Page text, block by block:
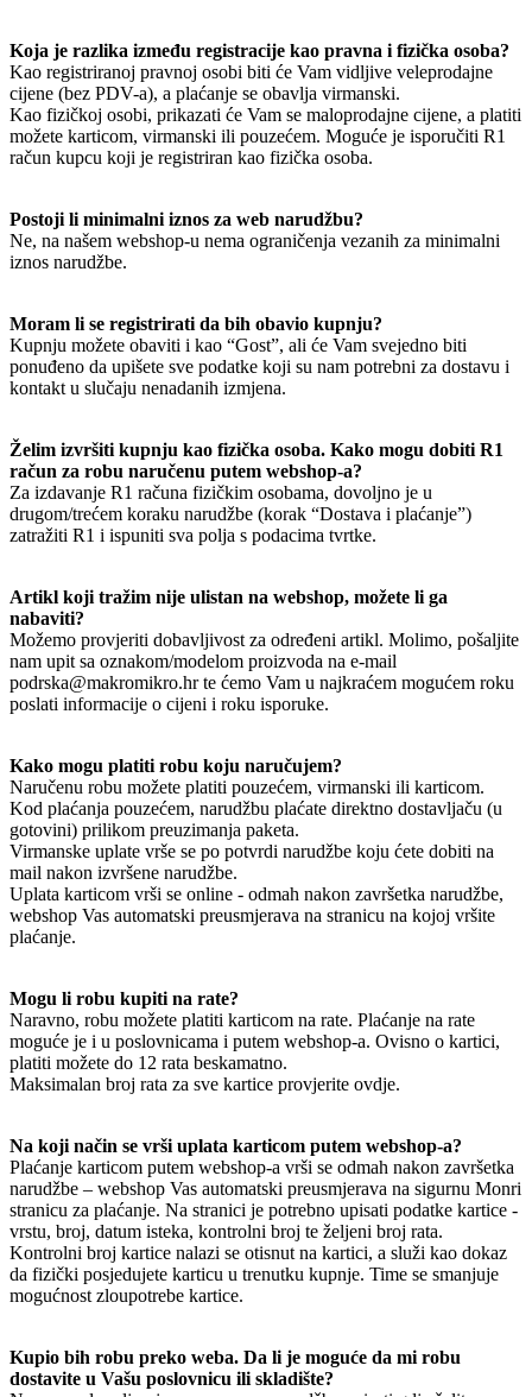
Koja je razlika između registracije kao pravna i fizička osoba?
Kao registriranoj pravnoj osobi biti će Vam vidljive veleprodajne
cijene (bez PDV-a), a plaćanje se obavlja virmanski.
Kao fizičkoj osobi, prikazati će Vam se maloprodajne cijene, a platiti
možete karticom, virmanski ili pouzećem. Moguće je isporučiti R1
račun kupcu koji je registriran kao fizička osoba.
Postoji li minimalni iznos za web narudžbu?
Ne, na našem webshop-u nema ograničenja vezanih za minimalni
iznos narudžbe.
Moram li se registrirati da bih obavio kupnju?
Kupnju možete obaviti i kao “Gost”, ali će Vam svejedno biti
ponuđeno da upišete sve podatke koji su nam potrebni za dostavu i
kontakt u slučaju nenadanih izmjena.
Želim izvršiti kupnju kao fizička osoba. Kako mogu dobiti R1
račun za robu naručenu putem webshop-a?
Za izdavanje R1 računa fizičkim osobama, dovoljno je u
drugom/trećem koraku narudžbe (korak “Dostava i plaćanje”)
zatražiti R1 i ispuniti sva polja s podacima tvrtke.
Artikl koji tražim nije ulistan na webshop, možete li ga
nabaviti?
Možemo provjeriti dobavljivost za određeni artikl. Molimo, pošaljite
nam upit sa oznakom/modelom proizvoda na e-mail
podrska@makromikro.hr te ćemo Vam u najkraćem mogućem roku
poslati informacije o cijeni i roku isporuke.
Kako mogu platiti robu koju naručujem?
Naručenu robu možete platiti pouzećem, virmanski ili karticom.
Kod plaćanja pouzećem, narudžbu plaćate direktno dostavljaču (u
gotovini) prilikom preuzimanja paketa.
Virmanske uplate vrše se po potvrdi narudžbe koju ćete dobiti na
mail nakon izvršene narudžbe.
Uplata karticom vrši se online - odmah nakon završetka narudžbe,
webshop Vas automatski preusmjerava na stranicu na kojoj vršite
plaćanje.
Mogu li robu kupiti na rate?
Naravno, robu možete platiti karticom na rate. Plaćanje na rate
moguće je i u poslovnicama i putem webshop-a. Ovisno o kartici,
platiti možete do 12 rata beskamatno.
Maksimalan broj rata za sve kartice provjerite ovdje.
Na koji način se vrši uplata karticom putem webshop-a?
Plaćanje karticom putem webshop-a vrši se odmah nakon završetka
narudžbe – webshop Vas automatski preusmjerava na sigurnu Monri
stranicu za plaćanje. Na stranici je potrebno upisati podatke kartice -
vrstu, broj, datum isteka, kontrolni broj te željeni broj rata.
Kontrolni broj kartice nalazi se otisnut na kartici, a služi kao dokaz
da fizički posjedujete karticu u trenutku kupnje. Time se smanjuje
mogućnost zloupotrebe kartice.
Kupio bih robu preko weba. Da li je moguće da mi robu
dostavite u Vašu poslovnicu ili skladište?